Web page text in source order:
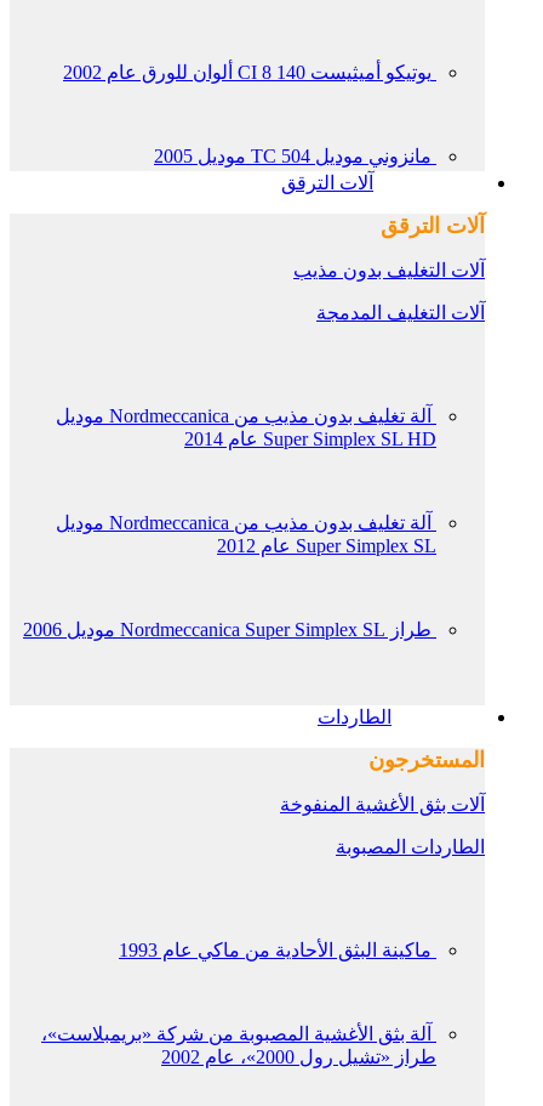
يوتيكو أميثيست 140 CI 8 ألوان للورق عام 2002
مانزوني موديل TC 504 موديل 2005
آلات الترقق
آلات الترقق
آلات التغليف بدون مذيب
آلات التغليف المدمجة
آلة تغليف بدون مذيب من Nordmeccanica موديل
Super Simplex SL HD عام 2014
آلة تغليف بدون مذيب من Nordmeccanica موديل
Super Simplex SL عام 2012
طراز Nordmeccanica Super Simplex SL موديل 2006
الطاردات
المستخرجون
آلات بثق الأغشية المنفوخة
الطاردات المصبوبة
ماكينة البثق الأحادية من ماكي عام 1993
آلة بثق الأغشية المصبوبة من شركة «بريمبلاست»،
طراز «تشيل رول 2000»، عام 2002